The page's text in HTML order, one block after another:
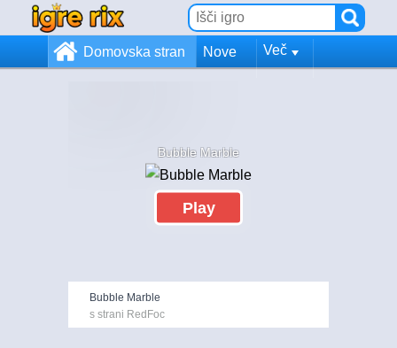
Domovska stran Nove Več
Bubble Marble
Play
Bubble Marble
s strani RedFoc